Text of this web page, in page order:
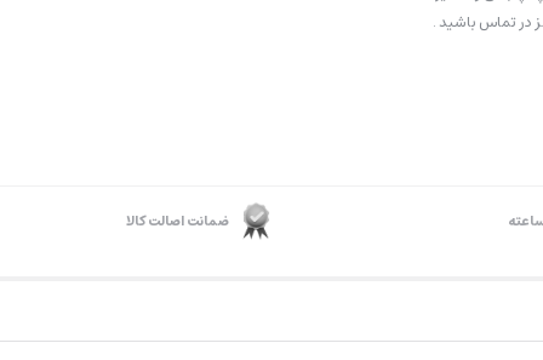
در تماس باشید .
ضمانت اصالت کالا